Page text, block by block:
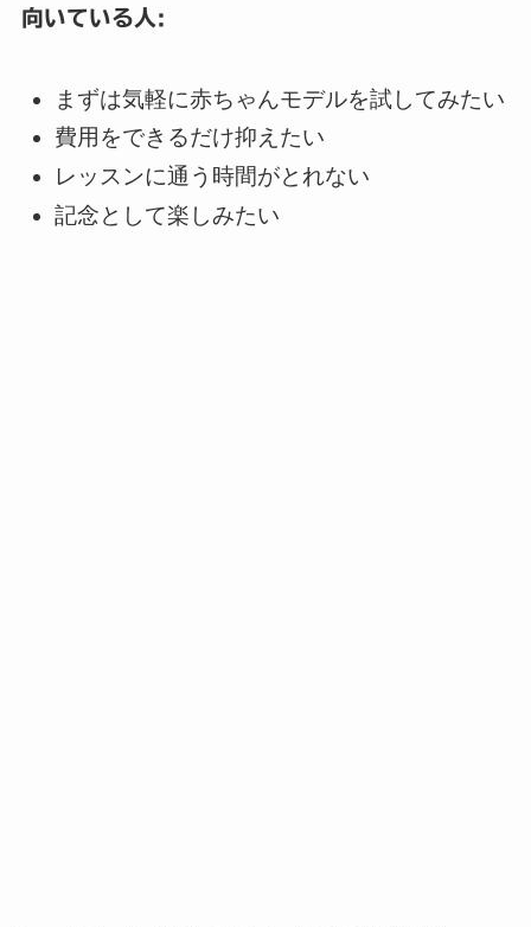
向いている人:
まずは気軽に赤ちゃんモデルを試してみたい
費用をできるだけ抑えたい
レッスンに通う時間がとれない
記念として楽しみたい